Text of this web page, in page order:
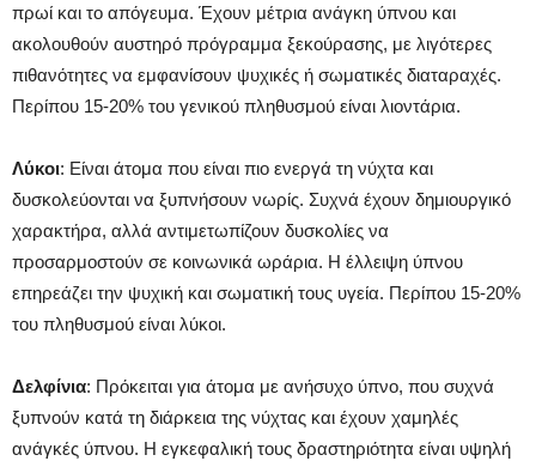
πρωί και το απόγευμα. Έχουν μέτρια ανάγκη ύπνου και
ακολουθούν αυστηρό πρόγραμμα ξεκούρασης, με λιγότερες
πιθανότητες να εμφανίσουν ψυχικές ή σωματικές διαταραχές.
Περίπου 15-20% του γενικού πληθυσμού είναι λιοντάρια.
Λύκοι: Είναι άτομα που είναι πιο ενεργά τη νύχτα και
δυσκολεύονται να ξυπνήσουν νωρίς. Συχνά έχουν δημιουργικό
χαρακτήρα, αλλά αντιμετωπίζουν δυσκολίες να
προσαρμοστούν σε κοινωνικά ωράρια. Η έλλειψη ύπνου
επηρεάζει την ψυχική και σωματική τους υγεία. Περίπου 15-20%
του πληθυσμού είναι λύκοι.
Δελφίνια: Πρόκειται για άτομα με ανήσυχο ύπνο, που συχνά
ξυπνούν κατά τη διάρκεια της νύχτας και έχουν χαμηλές
ανάγκές ύπνου. Η εγκεφαλική τους δραστηριότητα είναι υψηλή